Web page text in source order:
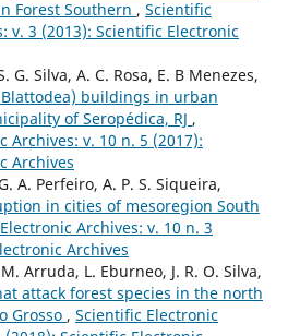
Forest Southern , Scientific
v. 3 (2013): Scientific Electronic
G. Silva, A. C. Rosa, E. B Menezes,
buildings in urban
of Seropédica, RJ ,
Archives: v. 10 n. 5 (2017):
Archives
A. Perfeiro, A. P. S. Siqueira,
in cities of mesoregion South
Archives: v. 10 n. 3
Archives
Arruda, L. Eburneo, J. R. O. Silva,
attack forest species in the north
Grosso , Scientific Electronic